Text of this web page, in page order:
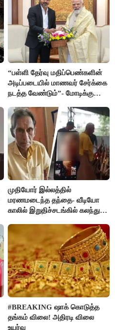
“பள்ளி தேர்வு மதிப்பெண்களின்
அடிப்படையில் மாணவர் சேர்க்கை
நடத்த வேண்டும்”- மோடிக்கு
முதியோர் இல்லத்தில்
மரணமடைந்த தந்தை- வீடியோ
காலில் இறுதிச்சடங்கில் கலந்து
#BREAKING ஷாக் கொடுத்த
தங்கம் விலை! அதிரடி விலை
உயர்வு